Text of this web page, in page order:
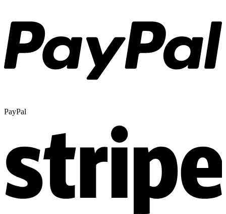
PayPal